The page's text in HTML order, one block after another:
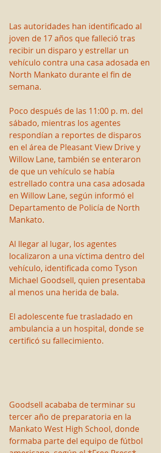
Las autoridades han identificado al
joven de 17 años que falleció tras
recibir un disparo y estrellar un
vehículo contra una casa adosada en
North Mankato durante el fin de
semana.
Poco después de las 11:00 p. m. del
sábado, mientras los agentes
respondían a reportes de disparos
en el área de Pleasant View Drive y
Willow Lane, también se enteraron
de que un vehículo se había
estrellado contra una casa adosada
en Willow Lane, según informó el
Departamento de Policía de North
Mankato.
Al llegar al lugar, los agentes
localizaron a una víctima dentro del
vehículo, identificada como Tyson
Michael Goodsell, quien presentaba
al menos una herida de bala.
El adolescente fue trasladado en
ambulancia a un hospital, donde se
certificó su fallecimiento.
Goodsell acababa de terminar su
tercer año de preparatoria en la
Mankato West High School, donde
formaba parte del equipo de fútbol